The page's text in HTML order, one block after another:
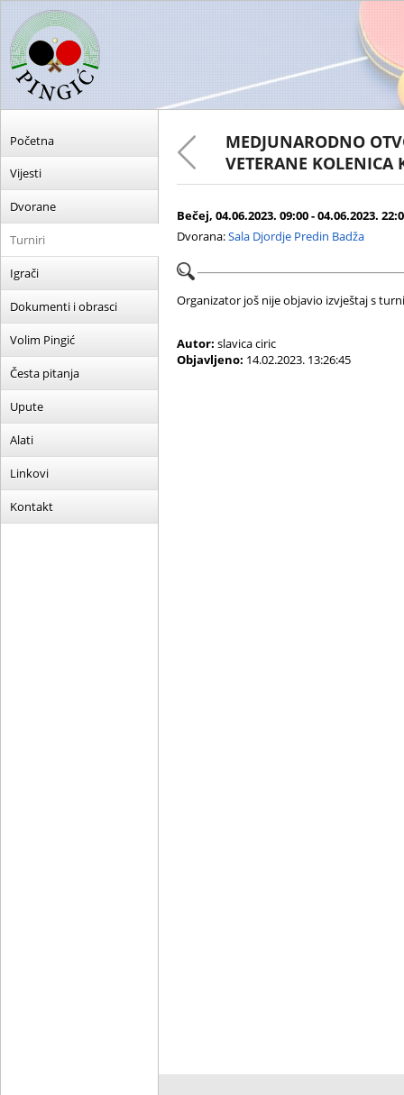
Početna
Vijesti
Dvorane
Turniri
Igrači
Dokumenti i obrasci
Volim Pingić
Česta pitanja
Upute
Alati
Linkovi
Kontakt
MEDJUNARODNO
VETERANE KOLENICA
Bečej, 04.06.2023. 09:00 - 04.06.2023.
Dvorana:Sala Djordje Predin Badža
Organizator još nije objavio izvještaj s
Autor: slavica ciric
Objavljeno: 14.02.2023. 13:26:45